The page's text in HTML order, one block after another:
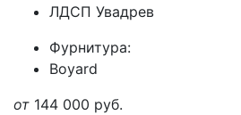
ЛДСП Увадрев
Фурнитура:
Boyard
от 144 000 руб.